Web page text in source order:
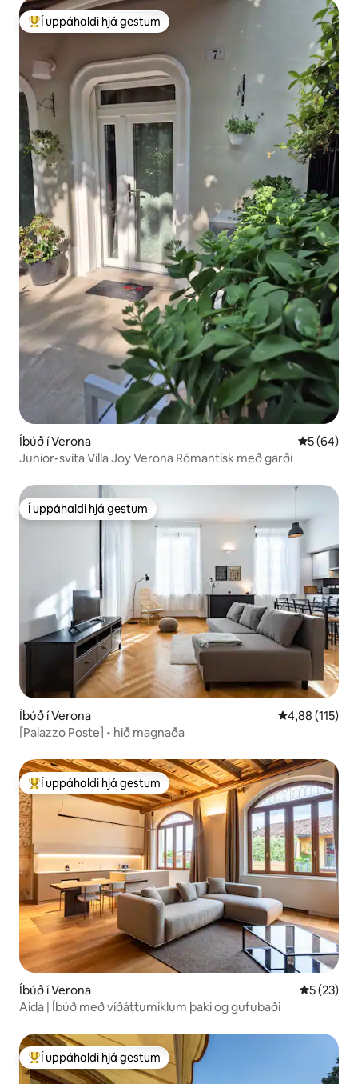
Í mestu uppáhaldi hjá gestum
Í uppáhaldi hjá gestum
Íbúð í Verona 5 af 5 í
5 (64)
Junior-svíta Villa Joy Verona Rómantísk með garði
Í uppáhaldi hjá gestum
Í uppáhaldi hjá gestum
Íbúð í Verona 4,88 af 5 í
4,88 (115)
[Palazzo Poste] • hið magnaða
Í mestu uppáhaldi hjá gestum
Í uppáhaldi hjá gestum
Íbúð í Verona 5 af 5 í
5 (23)
Aida | Íbúð með víðáttumiklum þaki og gufubaði
Í mestu uppáhaldi hjá gestum
Í uppáhaldi hjá gestum